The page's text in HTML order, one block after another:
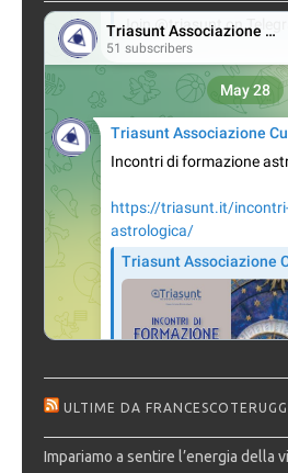
ULTIME DA
Impariamo a sentire l’energia della